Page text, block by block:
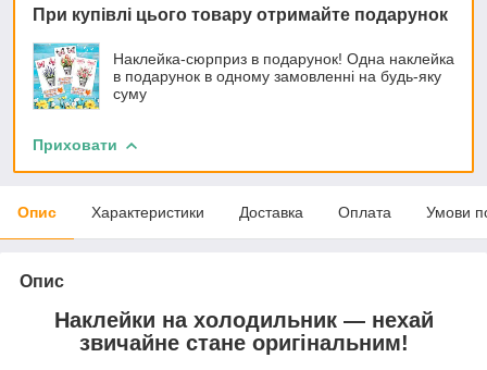
При купівлі цього товару отримайте подарунок
Наклейка-сюрприз в подарунок! Одна наклейка
в подарунок в одному замовленні на будь-яку
суму
Приховати
Опис Характеристики Доставка Оплата Умови
Опис
Наклейки на холодильник — нехай
звичайне стане оригінальним!